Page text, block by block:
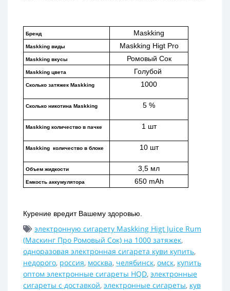
Бренд Maskking
Maskking виды Maskking Higt Pro
Maskking вкусы Ромовый Сок
Maskking цвета Голубой
Сколько затяжек Maskking 1000
Сколько никотина Maskking 5 %
Maskking количество в пачке 1 шт
Maskking  количество в блоке 10 шт
Объем жидкости 3,5 мл
Емкость аккумулятора 650 mAh
Курение вредит Вашему здоровью.
электронную сигарету Maskking Higt Juice Rum
(Маскинг Про Ромовый Сок) на 1000 затяжек,
одноразовая электронная сигарета куви купить,
недорого, россия, москва, челябинск, омск, купить
оптом электронные сигареты HQD, электронные
сигареты с доставкой, электронные сигареты, кув